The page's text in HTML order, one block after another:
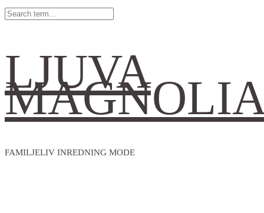
LJUVA
FAMILJELIV INREDNING MODE